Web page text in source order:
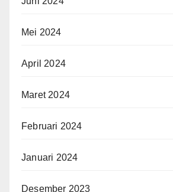
Mei 2024
April 2024
Maret 2024
Februari 2024
Januari 2024
Desember 2023